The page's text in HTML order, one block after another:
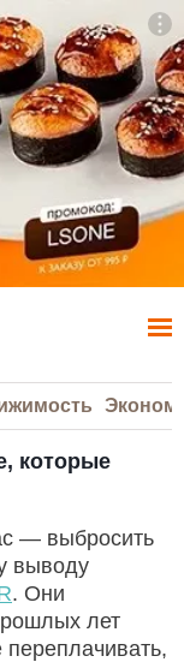
которые
— выбросить
выводу
. Они
лет
переплачивать,